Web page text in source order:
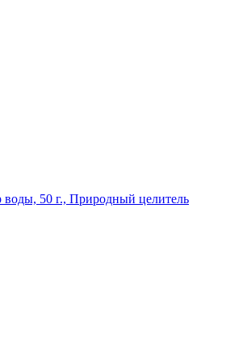
воды, 50 г., Природный целитель